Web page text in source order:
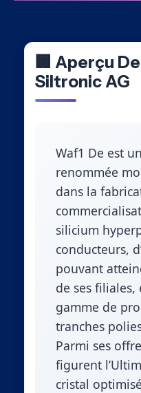
🏢 Aperçu
Siltronic AG
Waf1 De est
renommée
dans la
silicium
conducteurs,
pouvant
de ses
gamme de
tranches
Parmi ses
figurent
cristal